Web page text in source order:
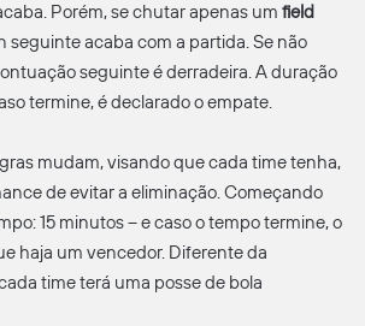
Porém, se chutar apenas um field
seguinte acaba com a partida. Se não
seguinte é derradeira. A duração
termine, é declarado o empate.
mudam, visando que cada time tenha,
de evitar a eliminação. Começando
15 minutos – e caso o tempo termine, o
haja um vencedor. Diferente da
time terá uma posse de bola